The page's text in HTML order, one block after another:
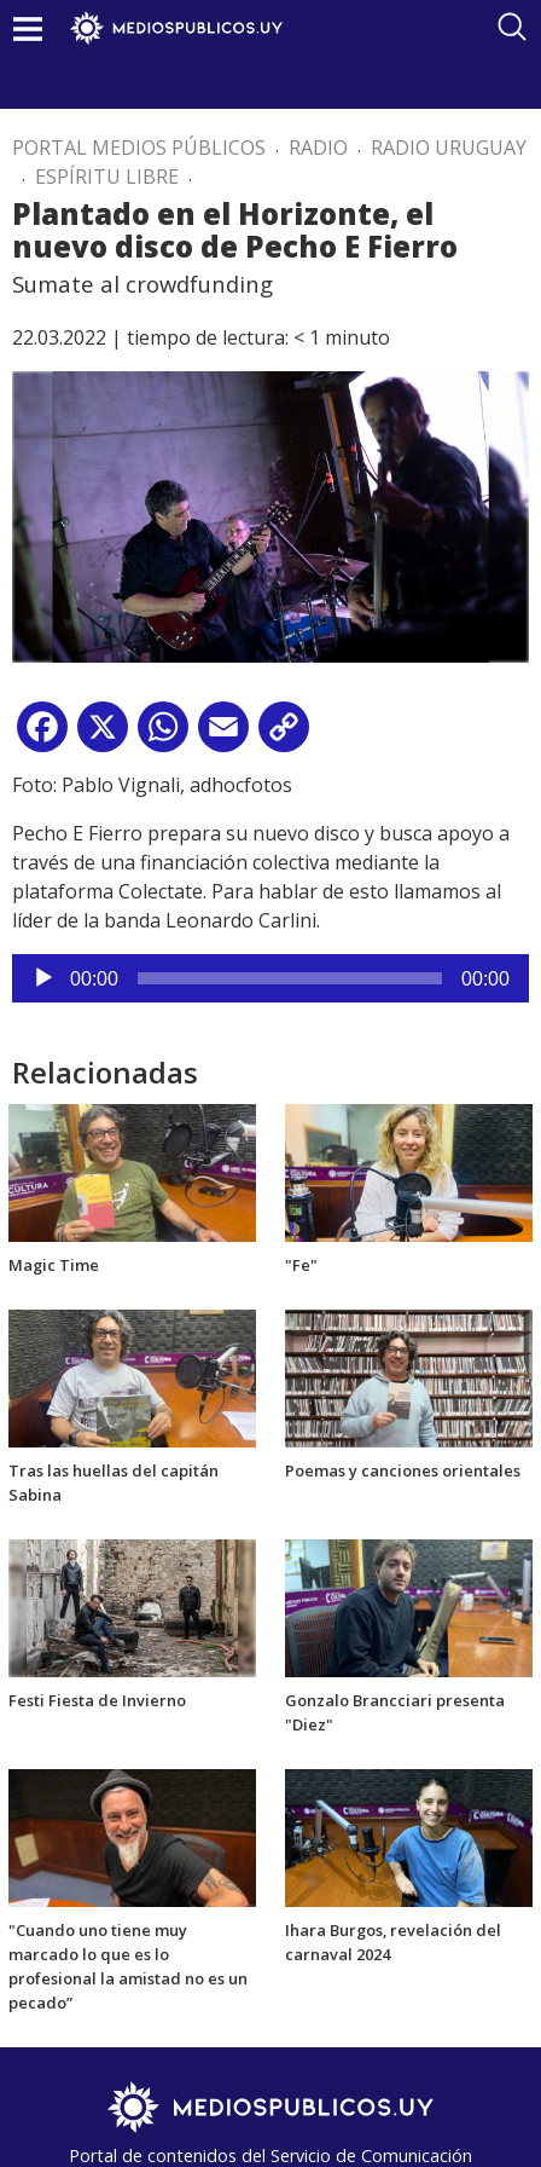
PORTAL MEDIOS PÚBLICOS . RADIO . RADIO URUGUAY
. ESPÍRITU LIBRE .
Plantado en el Horizonte, el
nuevo disco de Pecho E Fierro
Sumate al crowdfunding
22.03.2022 | tiempo de lectura: < 1 minuto
Facebook
X WhatsApp
Email
Foto: Pablo Vignali, adhocfotos
Pecho E Fierro prepara su nuevo disco y busca apoyo a
través de una financiación colectiva mediante la
plataforma Colectate. Para hablar de esto llamamos al
líder de la banda Leonardo Carlini.
Reproductor
de
00:00 00:00
Relacionadas
Magic Time "Fe"
Tras las huellas del capitán
Sabina
Poemas y canciones orientales
Festi Fiesta de Invierno
Gonzalo Brancciari presenta
"Diez"
"Cuando uno tiene muy
marcado lo que es lo
profesional la amistad no es un
pecado”
Ihara Burgos, revelación del
carnaval 2024
Portal de contenidos del Servicio de Comunicación